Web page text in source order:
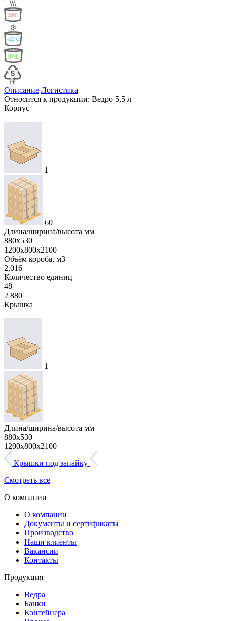
Описание Логистика
Относится к продукции: Ведро 5,5 л
Корпус
1
60
Длина/ширина/высота мм
880х530
1200х800х2100
Объём короба, м3
2,016
Количество единиц
48
2 880
Крышка
1
Длина/ширина/высота мм
880х530
1200х800х2100
Крышки под запайку
Смотреть все
О компании
О компании
Документы и сертификаты
Производство
Наши клиенты
Вакансии
Контакты
Продукция
Ведра
Банки
Контейнера